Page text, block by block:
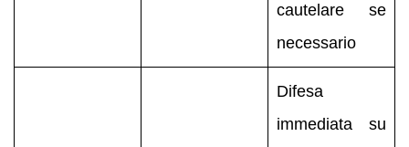
cautelare se
necessario
Difesa
immediata su